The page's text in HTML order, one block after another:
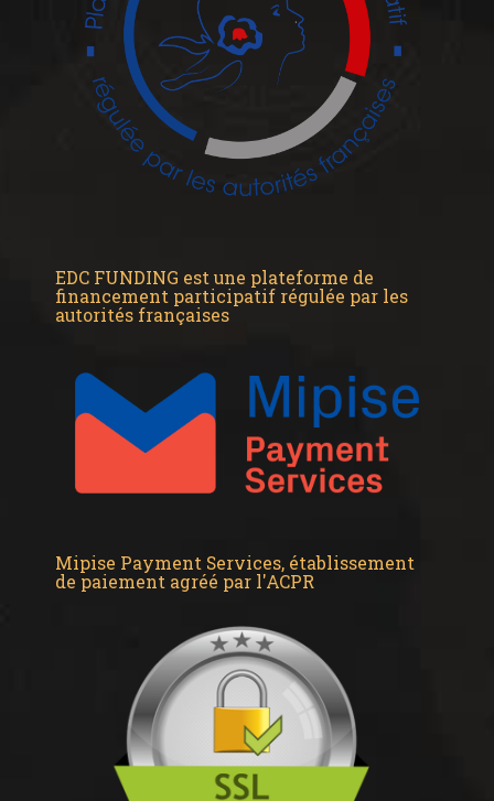
EDC FUNDING est une plateforme de
financement participatif régulée par les
autorités françaises
Mipise Payment Services, établissement
de paiement agréé par l'ACPR